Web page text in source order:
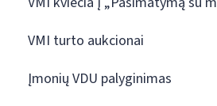
VMI turto aukcionai
Įmonių VDU palyginimas